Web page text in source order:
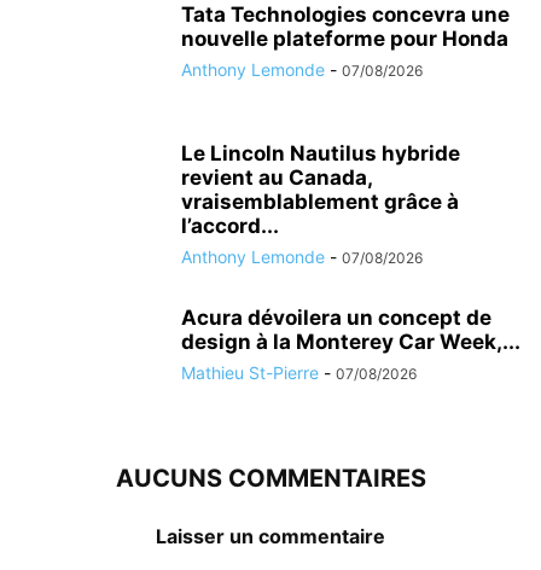
Tata Technologies concevra une
nouvelle plateforme pour Honda
Anthony Lemonde - 07/08/2026
Le Lincoln Nautilus hybride
revient au Canada,
vraisemblablement grâce à
l’accord...
Anthony Lemonde - 07/08/2026
Acura dévoilera un concept de
design à la Monterey Car Week,...
Mathieu St-Pierre - 07/08/2026
AUCUNS COMMENTAIRES
Laisser un commentaire